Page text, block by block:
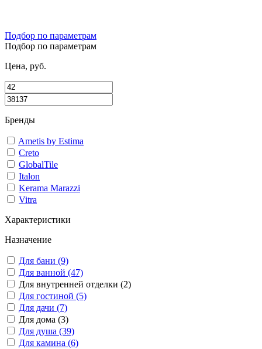
Подбор по параметрам
Подбор по параметрам
Цена, руб.
Бренды
Ametis by Estima
Creto
GlobalTile
Italon
Kerama Marazzi
Vitra
Характеристики
Назначение
Для бани (9)
Для ванной (47)
Для внутренней отделки (2)
Для гостиной (5)
Для дачи (7)
Для дома (3)
Для душа (39)
Для камина (6)